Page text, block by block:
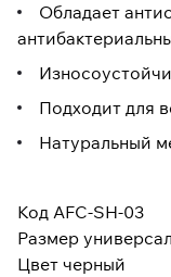
Обладает
Подходит для
Натуральный
Код AFC-SH-03
Размер
Цвет черный